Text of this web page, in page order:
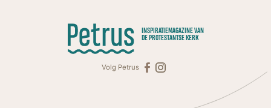
INSPIRATIEMAGAZINE VAN
DE PROTESTANTSE KERK
Volg Petrus